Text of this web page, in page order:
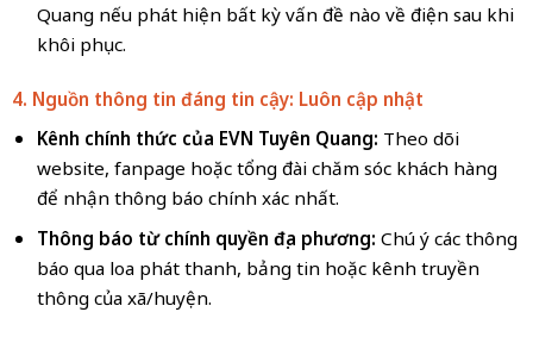
Quang nếu phát hiện bất kỳ vấn đề nào về điện sau khi
khôi phục.
4. Nguồn thông tin đáng tin cậy: Luôn cập nhật
Kênh chính thức của EVN Tuyên Quang: Theo dõi
website, fanpage hoặc tổng đài chăm sóc khách hàng
để nhận thông báo chính xác nhất.
Thông báo từ chính quyền địa phương: Chú ý các thông
báo qua loa phát thanh, bảng tin hoặc kênh truyền
thông của xã/huyện.